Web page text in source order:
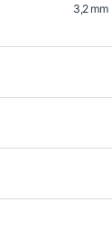
3,2 mm